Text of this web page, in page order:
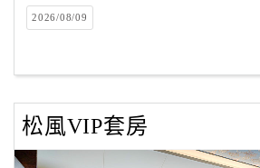
2026/08/09
松風VIP套房